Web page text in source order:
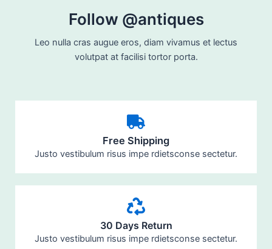
Follow @antiques
Leo nulla cras augue eros, diam vivamus et lectus
volutpat at facilisi tortor porta.​
Free Shipping
Justo vestibulum risus impe rdietsconse sectetur.​
30 Days Return
Justo vestibulum risus impe rdietsconse sectetur.​